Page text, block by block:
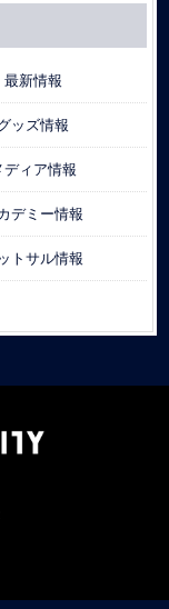
最新情報
ッズ情報
ディア情報
デミー情報
トサル情報